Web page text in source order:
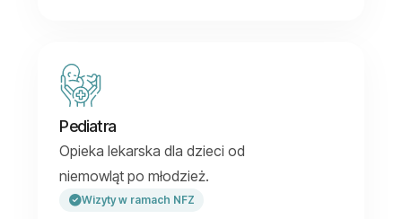
Pediatra
Opieka lekarska dla dzieci od
niemowląt po młodzież.
Wizyty w ramach NFZ